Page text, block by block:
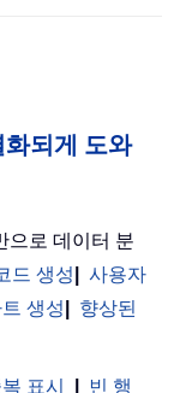
되게 도와
으로 데이터 분
드 생성
사용자
생성
향상된
표시
빈 행